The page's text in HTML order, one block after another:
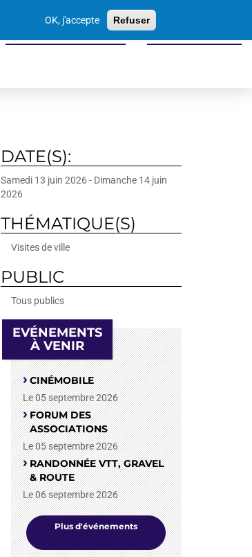
OK, j'accepte Refuser
Sports culture loisirs
DATE(S):
Samedi 13 juin 2026- Dimanche 14 juin
2026
THÉMATIQUE(S)
Visites de ville
PUBLIC
Tous publics
EVÉNEMENTS
À VENIR
CINÉMOBILE
Le 05 septembre 2026
FORUM DES
ASSOCIATIONS
Le 05 septembre 2026
RANDONNÉE VTT, GRAVEL
& ROUTE
Le 06 septembre 2026
Plus d'événements